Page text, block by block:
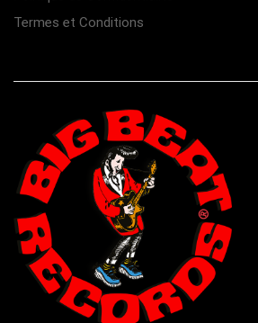
Termes et Conditions